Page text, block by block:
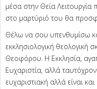
μέσα στην Θεία Λειτουργία
στο μαρτύριό του θα
Θέλω να σου υπενθυμίσω
εκκλησιολογική θεολογική
Θεοφόρου. Η Εκκλησία,
Ευχαριστία, αλλά
ευχαριστιακή αλλά είναι και